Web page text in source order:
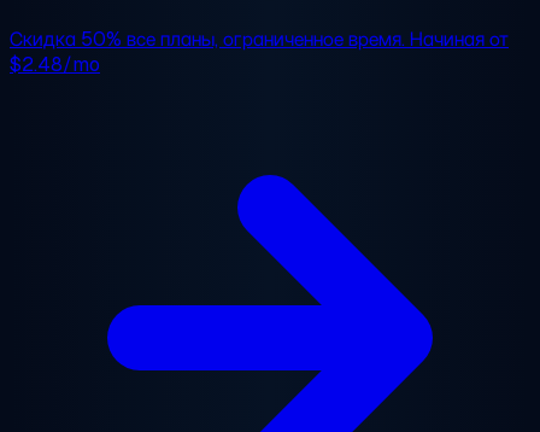
Скидка 50% все планы, ограниченное время. Начиная от
$2.48/mo